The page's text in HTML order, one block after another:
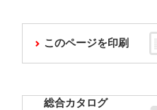
このページを印刷
総合カタログ